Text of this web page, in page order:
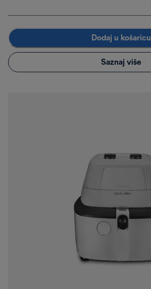
Dodaj u košaricu
Saznaj više